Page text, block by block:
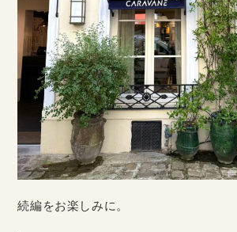
続編をお楽しみに。